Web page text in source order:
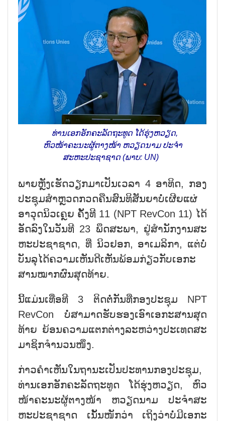
ທ່ານເອກອັກຄະລັດຖະທູດ ໂດ້ຮຸ່ງຫວຽດ,
ຫົວໜ້າຄະນະຜູ້ຕາງໜ້າ ຫວຽດນາມ ປະຈຳ
ສະຫະປະຊາຊາດ (ພາບ: UN)
ພາຍ​ຫຼັງ​ເຮັດ​ວຽກ​ມາ​ເປັນ​ເວ​ລາ 4 ອາ​ທິດ, ກອງ​
ປະ​ຊຸມ​ສຳຫຼວດກວດຄືນສົນ​ທິ​ສັນ​ຍາບໍ່​ເຜີຍ​ແຜ່​
ອາ​ວຸດ​ນິວ​ເຄຼຍ ​ຄັ້ງ​ທີ 11 (NPT RevCon 11) ໄດ້​
ອັດ​ລົງ​ໃນ​ວັນ​ທີ 23 ພຶດ​ສະ​ພາ, ຢູ່​ສຳ​ນ​ັກ​ງານ​ສະ​
ຫະ​ປະ​ຊາ​ຊາດ, ທີ່ ນິວຢອກ, ອາ​ເມ​ລິ​ກາ, ແຕ່ບໍ່​
ບັນ​ລ​ຸ​ໄດ້​ຄວາມ​ເຫັນ​ດີ​ເຫັນ​ພ້ອມ​ກ່ຽວກ​ັບ​ເອ​ກະ​
ສານ​ໝາກ​ຜົນສຸດ​ທ້າຍ.
ນີ້​ແມ່ນ​ເທື່ອ​ທີ 3 ​ຕິດຕໍ່ກັນທີ່ກອງ​ປ​ະ​ຊຸມ NPT
RevCon ບໍ່​ສາ​ມາດ​ຮັບ​ຮອງ​ເອົ​າ​ເອ​ກະ​ສານສຸດ​
ທ້າຍ​ ຍ້ອນ​ຄວາມ​ແຕກຕ່າງ​ລະ​ຫວ່າງ​ປະ​ເທດ​ສະ​
ມາ​ຊິກ​ຈຳ​ນວນ​ໜຶ່ງ.
ກ່າວ​ຄຳ​ເຫັນ​ໃນ​ຖາ​ນະ​ເປັນ​ປະ​ທານກອງ​ປະ​ຊຸມ,
ທ່ານເອກ​ອັກ​ຄະ​ລັດ​ຖະ​ທູດ ໂດ້​ຮຸ່ງ​ຫວຽດ, ​ຫົວ​
ໜ້າ​ຄະ​ນະ​ຜູ້​ຕາງ​ໜ້າ ຫວຽດ​ນາມ ປະ​ຈຳ​ສະ​
ຫະ​ປະ​ຊາ​ຊາດ ເນັ້​ນ​ໜັກ​ວ່າ ເຖິງວ່າບໍ່​ມີ​ເອ​ກະ​